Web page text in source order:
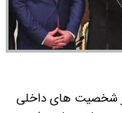
شخصیت های داخلی